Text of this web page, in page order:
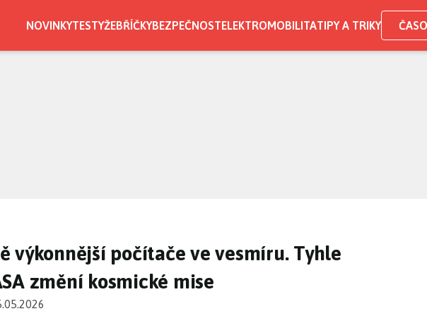
NOVINKYTESTYŽEBŘÍČKYBEZPEČNOSTELEKTROMOBILITATIPY A TRIKY
výkonnější počítače ve vesmíru. Tyhle
změní kosmické mise